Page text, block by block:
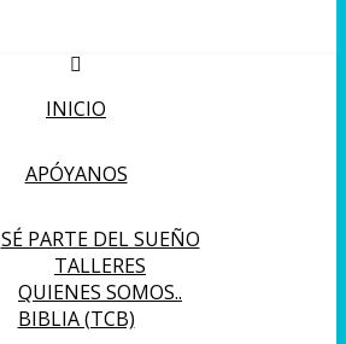
INICIO
APÓYANOS
SÉ PARTE DEL SUEÑO
TALLERES
QUIENES SOMOS..
BIBLIA (TCB)